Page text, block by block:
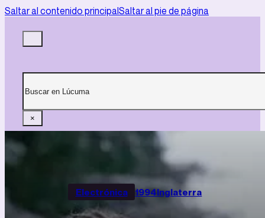
Saltar al contenido principalSaltar al pie de página
×
Electrónica 1994Inglaterra